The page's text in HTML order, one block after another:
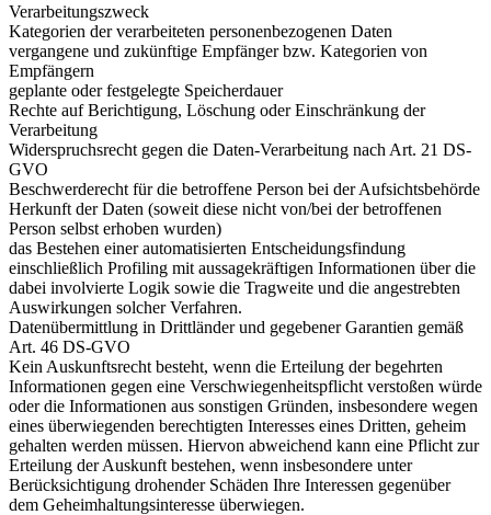
Verarbeitungszweck
Kategorien der verarbeiteten personenbezogenen Daten
vergangene und zukünftige Empfänger bzw. Kategorien von
Empfängern
geplante oder festgelegte Speicherdauer
Rechte auf Berichtigung, Löschung oder Einschränkung der
Verarbeitung
Widerspruchsrecht gegen die Daten-Verarbeitung nach Art. 21 DS-
GVO
Beschwerderecht für die betroffene Person bei der Aufsichtsbehörde
Herkunft der Daten (soweit diese nicht von/bei der betroffenen
Person selbst erhoben wurden)
das Bestehen einer automatisierten Entscheidungsfindung
einschließlich Profiling mit aussagekräftigen Informationen über die
dabei involvierte Logik sowie die Tragweite und die angestrebten
Auswirkungen solcher Verfahren.
Datenübermittlung in Drittländer und gegebener Garantien gemäß
Art. 46 DS-GVO
Kein Auskunftsrecht besteht, wenn die Erteilung der begehrten
Informationen gegen eine Verschwiegenheitspflicht verstoßen würde
oder die Informationen aus sonstigen Gründen, insbesondere wegen
eines überwiegenden berechtigten Interesses eines Dritten, geheim
gehalten werden müssen. Hiervon abweichend kann eine Pflicht zur
Erteilung der Auskunft bestehen, wenn insbesondere unter
Berücksichtigung drohender Schäden Ihre Interessen gegenüber
dem Geheimhaltungsinteresse überwiegen.